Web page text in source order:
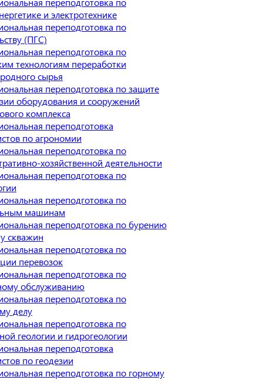
и электротехнике
переподготовка по
(ПГС)
переподготовка по
технологиям переработки
сырья
переподготовка по защите
оборудования и сооружений
комплекса
переподготовка
по агрономии
переподготовка по
хозяйственной деятельности
переподготовка по
переподготовка по
машинам
переподготовка по бурению
скважин
переподготовка по
перевозок
переподготовка по
обслуживанию
переподготовка по
делу
переподготовка по
геологии и гидрогеологии
переподготовка
по геодезии
переподготовка по горному